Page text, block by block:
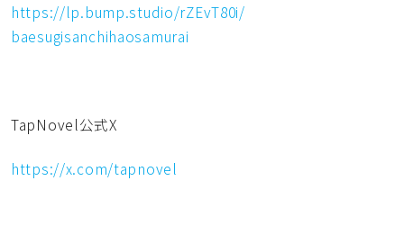
https://lp.bump.studio/rZEvT80i/
baesugisanchihaosamurai
TapNovel公式X
https://x.com/tapnovel